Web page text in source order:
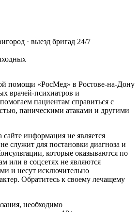
· выезд бригад 24/7
помощи «РосМед» в Ростове-на-Дону
врачей-психиатров и
пациентам справиться с
паническими атаками и другими
сайте информация не является
служит для постановки диагноза и
которые оказываются по
или в соцсетях не являются
и несут исключительно
Обратитесь к своему лечащему
необходимо